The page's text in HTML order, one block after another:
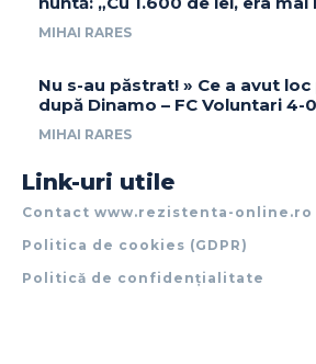
MIHAI RARES
Nu s-au păstrat! » Ce a avut
după Dinamo – FC Voluntari 4-0
MIHAI RARES
Link-uri utile
Contact www.rezistenta-online.ro
Politica de cookies (GDPR)
Politică de confidențialitate